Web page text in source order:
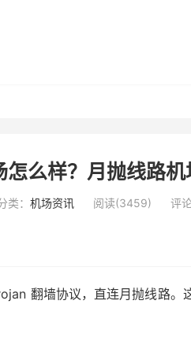
怎么样？月抛线路机
类： 机场资讯 阅读(3459) 评
翻墙协议，直连月抛线路。